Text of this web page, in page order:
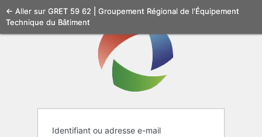
Se
connecter
Identifiant ou adresse e-mail
← Aller sur GRET 59 62 | Groupement Régional de l'Équipement
Technique du Bâtiment